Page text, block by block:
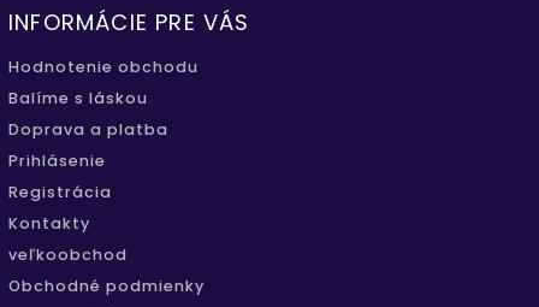
INFORMÁCIE PRE VÁS
Hodnotenie obchodu
Balíme s láskou
Doprava a platba
Prihlásenie
Registrácia
Kontakty
veľkoobchod
Obchodné podmienky